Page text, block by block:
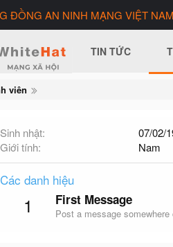
ĐỒNG AN NINH MẠNG VIỆT NAM
TIN TỨC
viên
Sinh nhật
07/02/
Giới tính
Nam
Các danh hiệu
1 First Message
Post a message